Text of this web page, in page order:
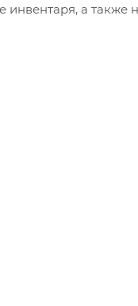
инвентаря, а